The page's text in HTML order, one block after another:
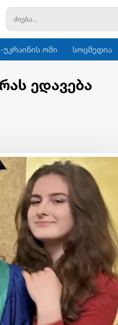
ომი სოცმედია
ედავება